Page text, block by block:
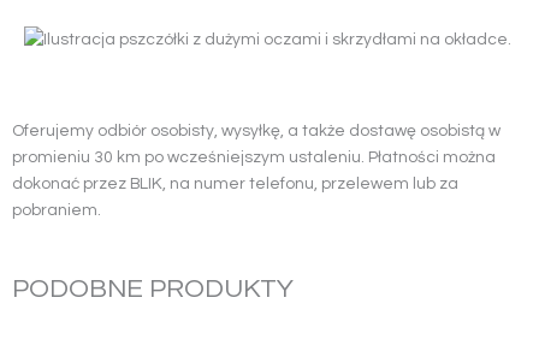
Oferujemy odbiór osobisty, wysyłkę, a także dostawę osobistą w
promieniu 30 km po wcześniejszym ustaleniu. Płatności można
dokonać przez BLIK, na numer telefonu, przelewem lub za
pobraniem.
PODOBNE PRODUKTY